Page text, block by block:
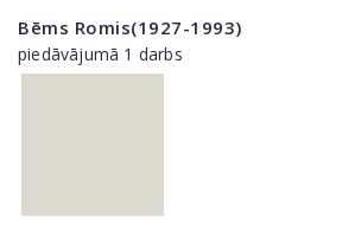
Bēms Romis(1927-1993)
piedāvājumā 1 darbs